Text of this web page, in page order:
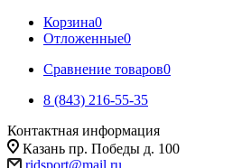
Корзина0
Отложенные0
Сравнение товаров0
8 (843) 216-55-35
Контактная информация
Казань пр. Победы д. 100
ridsport@mail.ru